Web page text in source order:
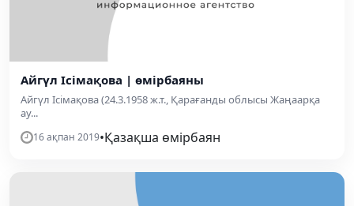
Айгүл Ісімақова | өмірбаяны
Айгүл Ісімақова (24.3.1958 ж.т., Қарағанды облысы Жаңаарқа
ау...
16 ақпан 2019•Қазақша өмірбаян